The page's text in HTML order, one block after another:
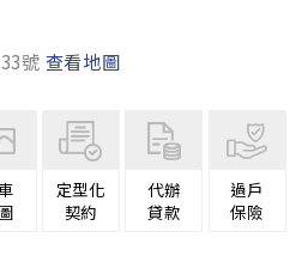
號 查看地圖
定型化
契約
代辦
貸款
過戶
保險